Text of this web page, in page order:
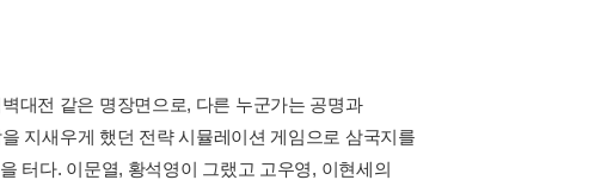
대전 같은 명장면으로, 다른 누군가는 공명과
지새우게 했던 전략 시뮬레이션 게임으로 삼국지를
터다. 이문열, 황석영이 그랬고 고우영, 이현세의